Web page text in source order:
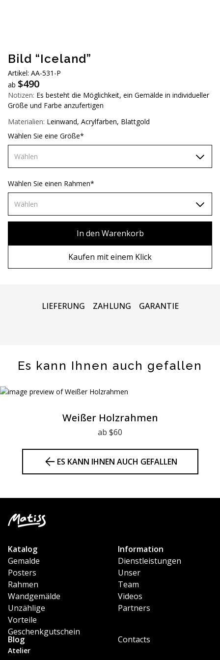
Bild “Iceland”
Artikel: AA-531-P
ab $490
Notizen: Es besteht die Möglichkeit, ein Gemälde in individueller
Größe und Farbe anzufertigen
Materialien: Leinwand, Acrylfarben, Blattgold
Wählen Sie eine Größe*
Wählen
70х70 cm
80х80 cm
Wählen Sie einen Rahmen*
Wählen
In den Warenkorb
Kaufen mit einem Klick
LIEFERUNG ZAHLUNG GARANTIE
Es kann Ihnen auch gefallen
Weißer Holzrahmen
ab $60
ES KANN IHNEN AUCH GEFALLEN
Atelier
Katalog
Gemalde
Posters
Rahmen
Wandgemälde
Unzählige
Vorteile
Geschenkgutschein
Information
Dienstleistungen
Unser
Team
Videos
Partners
Blog Contacts